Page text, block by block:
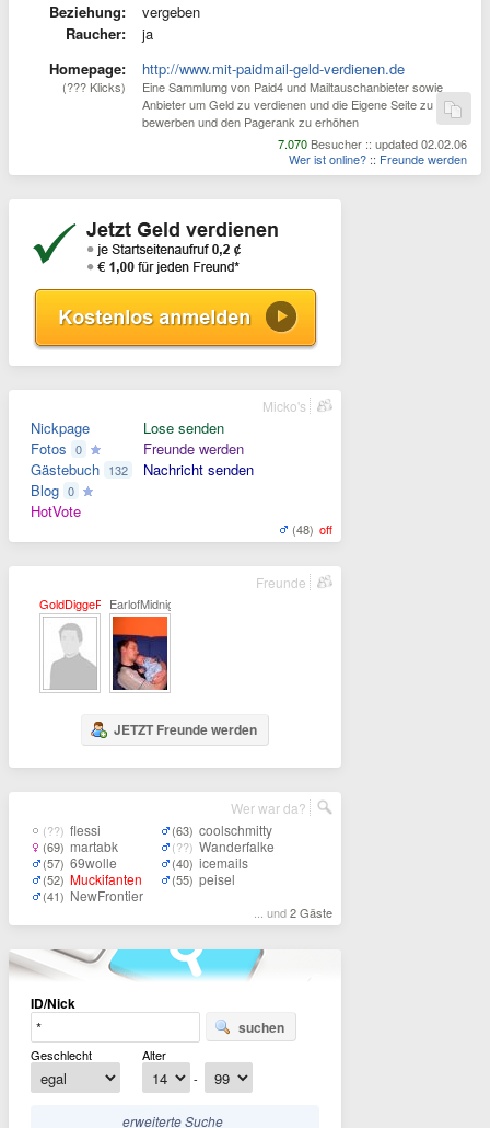
Beziehung:
vergeben
Raucher:
ja
Homepage:
(??? Klicks)
http://www.mit-paidmail-geld-verdienen.de
Eine Sammlumg von Paid4 und Mailtauschanbieter sowie
Anbieter um Geld zu verdienen und die Eigene Seite zu
bewerben und den Pagerank zu erhöhen
7.070 Besucher :: updated 02.02.06
Wer ist online? :: Freunde werden
Nickpage
Fotos 0
Gästebuch 132
Blog 0
HotVote
Lose senden
Freunde werden
Nachricht senden
(48) off
Micko's
GoldDiggeR EarlofMidnight
JETZT Freunde werden
Freunde
(??) flessi
(69) martabk
(57) 69wolle
(52) Muckifanten
(41) NewFrontier
(63) coolschmitty
(??) Wanderfalke
(40) icemails
(55) peisel
... und2 Gäste
Wer war da?
ID/Nick
suchen
Geschlecht
Alter
-
erweiterte Suche